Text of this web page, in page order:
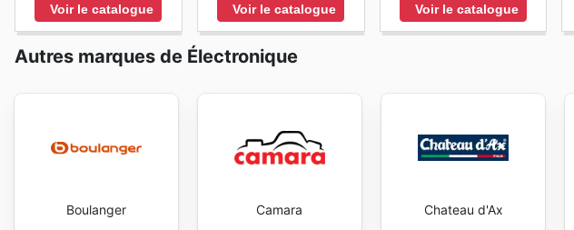
Voir le catalogue Voir le catalogue Voir le catalogue
Autres marques de Électronique
Boulanger Camara Chateau d'Ax